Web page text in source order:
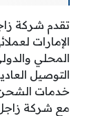
تقدم شركة
الإمارات
المحلي
التوصيل
خدمات الشحن
مع شركة زاجل